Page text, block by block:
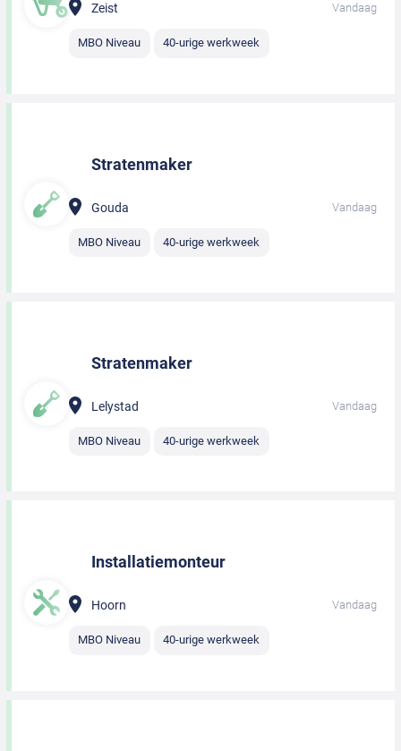
Zeist Vandaag
MBO Niveau 40-urige werkweek
Stratenmaker
Gouda Vandaag
MBO Niveau 40-urige werkweek
Stratenmaker
Lelystad Vandaag
MBO Niveau 40-urige werkweek
Installatiemonteur
Hoorn Vandaag
MBO Niveau 40-urige werkweek